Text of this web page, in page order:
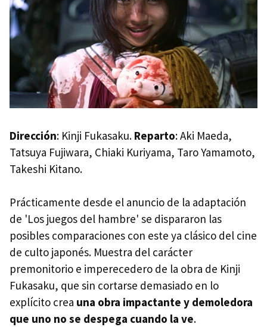
Dirección: Kinji Fukasaku. Reparto: Aki Maeda,
Tatsuya Fujiwara, Chiaki Kuriyama, Taro Yamamoto,
Takeshi Kitano.
Prácticamente desde el anuncio de la adaptación
de 'Los juegos del hambre' se dispararon las
posibles comparaciones con este ya clásico del cine
de culto japonés. Muestra del carácter
premonitorio e imperecedero de la obra de Kinji
Fukasaku, que sin cortarse demasiado en lo
explícito crea una obra impactante y demoledora
que uno no se despega cuando la ve.